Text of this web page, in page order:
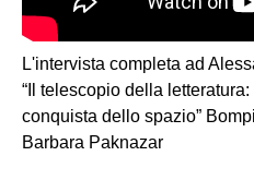
L'intervista completa ad
“Il telescopio della
conquista dello spazio”
Barbara Paknazar